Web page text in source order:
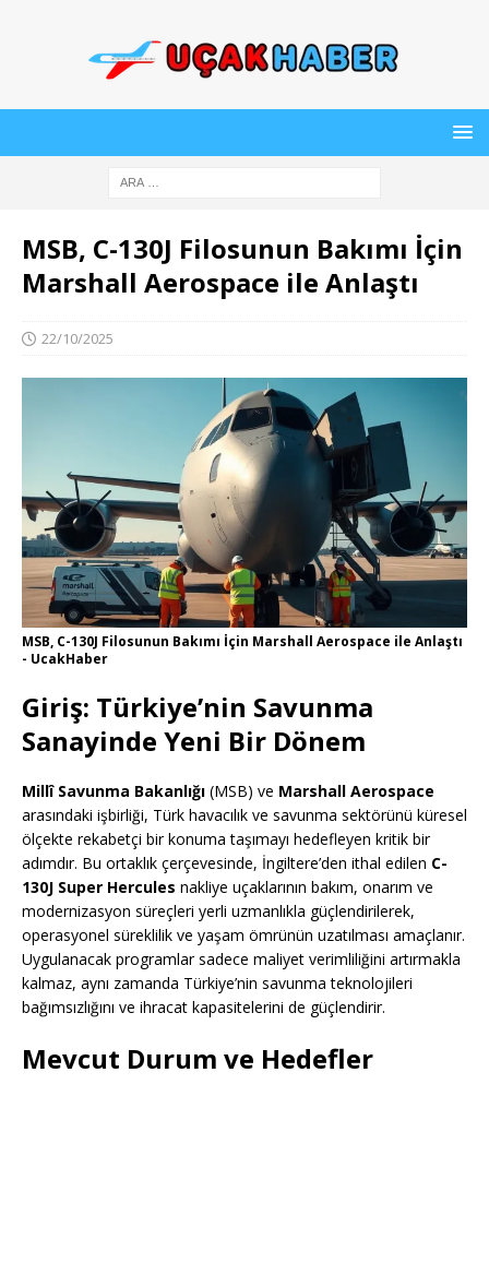
MSB, C-130J Filosunun Bakımı İçin
Marshall Aerospace ile Anlaştı
22/10/2025
MSB, C-130J Filosunun Bakımı İçin Marshall Aerospace ile Anlaştı
- UcakHaber
Giriş: Türkiye’nin Savunma
Sanayinde Yeni Bir Dönem
Millî Savunma Bakanlığı (MSB) ve Marshall Aerospace
arasındaki işbirliği, Türk havacılık ve savunma sektörünü küresel
ölçekte rekabetçi bir konuma taşımayı hedefleyen kritik bir
adımdır. Bu ortaklık çerçevesinde, İngiltere’den ithal edilen C-
130J Super Hercules nakliye uçaklarının bakım, onarım ve
modernizasyon süreçleri yerli uzmanlıkla güçlendirilerek,
operasyonel süreklilik ve yaşam ömrünün uzatılması amaçlanır.
Uygulanacak programlar sadece maliyet verimliliğini artırmakla
kalmaz, aynı zamanda Türkiye’nin savunma teknolojileri
bağımsızlığını ve ihracat kapasitelerini de güçlendirir.
Mevcut Durum ve Hedefler